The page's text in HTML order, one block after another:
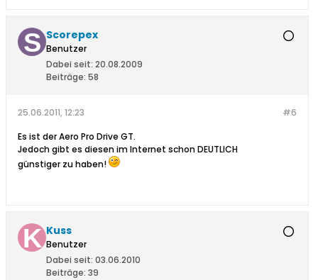
Scorepex
Benutzer
Dabei seit: 20.08.2009
Beiträge: 58
#6
25.06.2011, 12:23
Es ist der Aero Pro Drive GT.
Jedoch gibt es diesen im Internet schon DEUTLICH
günstiger zu haben!
Kuss
Benutzer
Dabei seit: 03.06.2010
Beiträge: 39